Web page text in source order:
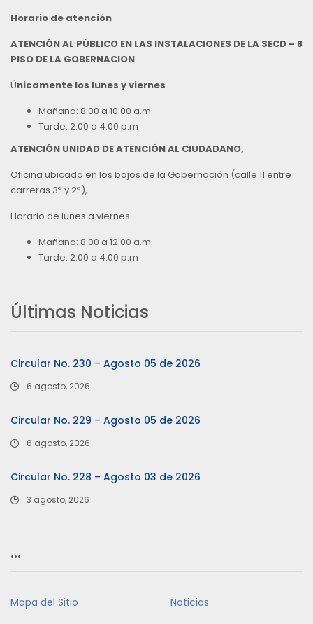
Horario de atención
ATENCIÓN AL PÚBLICO EN LAS INSTALACIONES DE LA SECD – 8
PISO DE LA GOBERNACION
Únicamente los lunes y viernes
Mañana: 8:00 a 10:00 a.m.
Tarde: 2:00 a 4:00 p.m
ATENCIÓN UNIDAD DE ATENCIÓN AL CIUDADANO,
Oficina ubicada en los bajos de la Gobernación (calle 11 entre
carreras 3ª y 2ª),
Horario de lunes a viernes
Mañana: 8:00 a 12:00 a.m.
Tarde: 2:00 a 4:00 p.m
Últimas Noticias
Circular No. 230 – Agosto 05 de 2026
6 agosto, 2026
Circular No. 229 – Agosto 05 de 2026
6 agosto, 2026
Circular No. 228 – Agosto 03 de 2026
3 agosto, 2026
…
Mapa del Sitio
Noticias